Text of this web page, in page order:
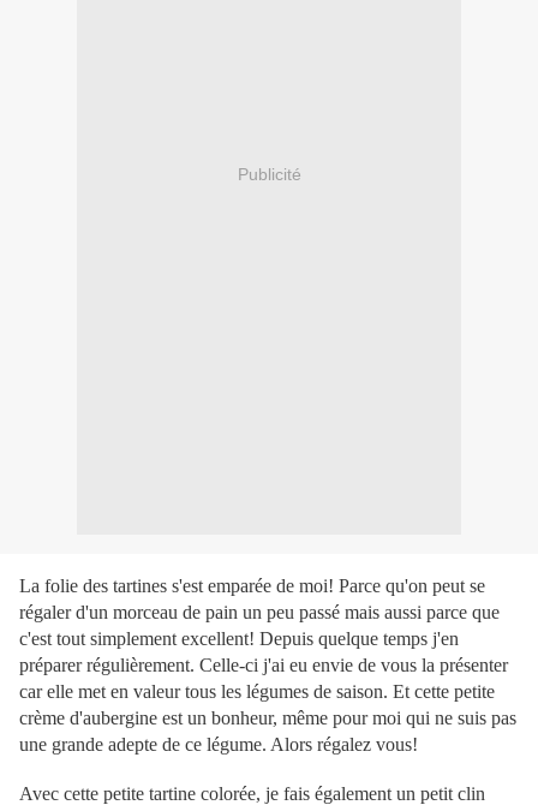
Publicité
La folie des tartines s'est emparée de moi! Parce qu'on peut se
régaler d'un morceau de pain un peu passé mais aussi parce que
c'est tout simplement excellent! Depuis quelque temps j'en
préparer régulièrement. Celle-ci j'ai eu envie de vous la présenter
car elle met en valeur tous les légumes de saison. Et cette petite
crème d'aubergine est un bonheur, même pour moi qui ne suis pas
une grande adepte de ce légume. Alors régalez vous!
Avec cette petite tartine colorée, je fais également un petit clin